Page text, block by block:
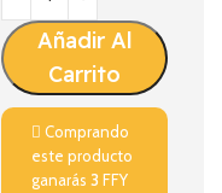
Añadir Al
Carrito
Comprando
este producto
ganarás3 FFY